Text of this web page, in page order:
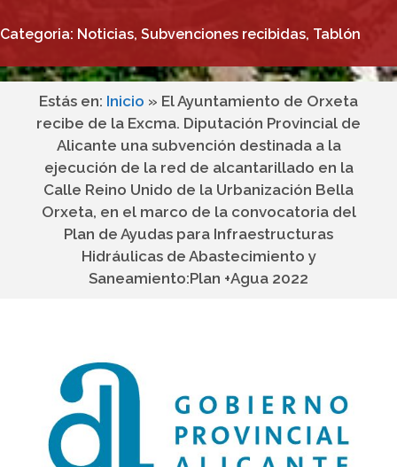
Categoria: Noticias, Subvenciones recibidas, Tablón
Estás en: Inicio » El Ayuntamiento de Orxeta
recibe de la Excma. Diputación Provincial de
Alicante una subvención destinada a la
ejecución de la red de alcantarillado en la
Calle Reino Unido de la Urbanización Bella
Orxeta, en el marco de la convocatoria del
Plan de Ayudas para Infraestructuras
Hidráulicas de Abastecimiento y
Saneamiento:Plan +Agua 2022